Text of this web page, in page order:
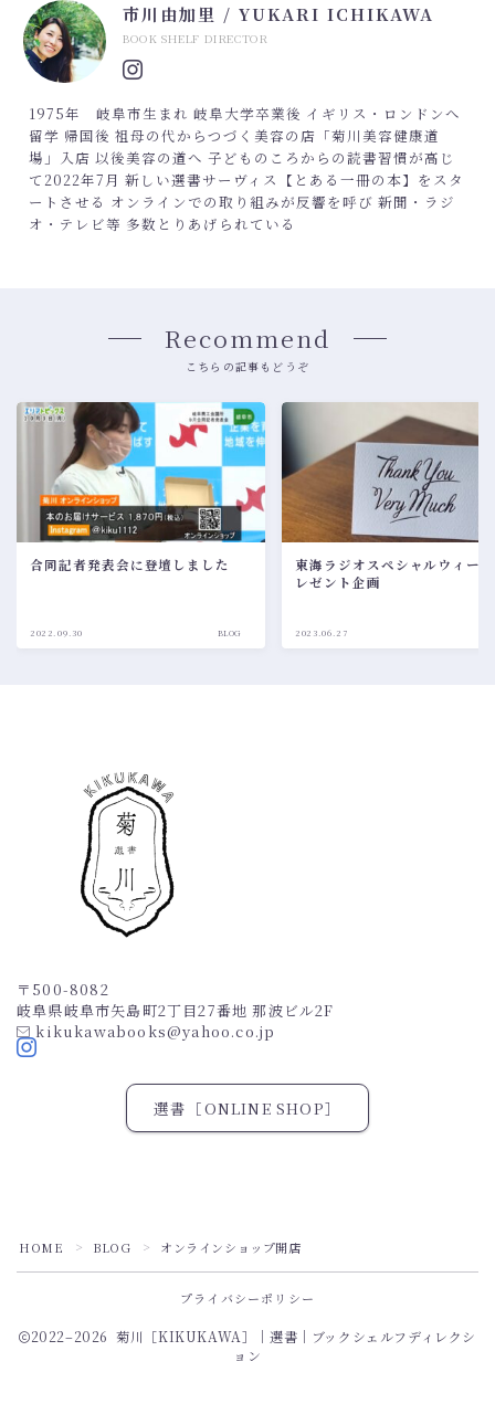
Follow Me
市川由加里 / YUKARI ICHIKAWA
BOOK SHELF DIRECTOR
1975年 岐阜市生まれ 岐阜大学卒業後 イギリス・ロンドンへ
留学 帰国後 祖母の代からつづく美容の店「菊川美容健康道
場」入店 以後美容の道へ 子どものころからの読書習慣が高じ
て2022年7月 新しい選書サーヴィス【とある一冊の本】をスタ
ートさせる オンラインでの取り組みが反響を呼び 新聞・ラジ
オ・テレビ等 多数とりあげられている
Recommend
こちらの記事もどうぞ
合同記者発表会に登壇しました
2022.09.30 BLOG
東海ラジオスペシャルウィー
レゼント企画
2023.06.27
〒500-8082
岐阜県岐阜市矢島町2丁目27番地 那波ビル2F
kikukawabooks@yahoo.co.jp
選書［ONLINE SHOP］
HOME ＞ BLOG ＞ オンラインショップ開店
プライバシーポリシー
2022–2026 菊川［KIKUKAWA］｜選書｜ブックシェルフディレクシ
ョン